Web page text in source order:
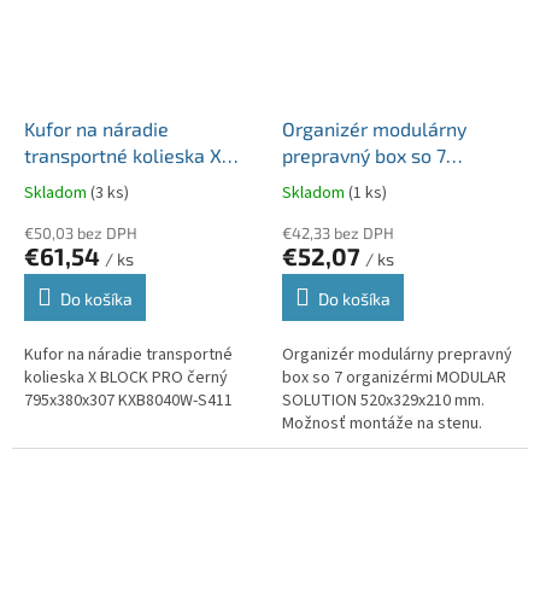
Kufor na náradie
transportné kolieska X
BLOCK PRO černý
795x380x307 KXB8040W-
S411
Skladom (3 ks)
€50,03 bez DPH
€61,54 / ks
Do košíka
Kufor na náradie transportné
kolieska X BLOCK PRO černý
795x380x307 KXB8040W-S411
Organizér modulárny
prepravný box so 7
organizérmi MODULAR
SOLUTION 520x329x210
mm KMS553520R7-S411
Skladom (1 ks)
€42,33 bez DPH
€52,07 / ks
Do košíka
Organizér modulárny prepravný
box so 7 organizérmi MODULAR
SOLUTION 520x329x210 mm.
Možnosť montáže na stenu.
Kompatibilný s transportnou